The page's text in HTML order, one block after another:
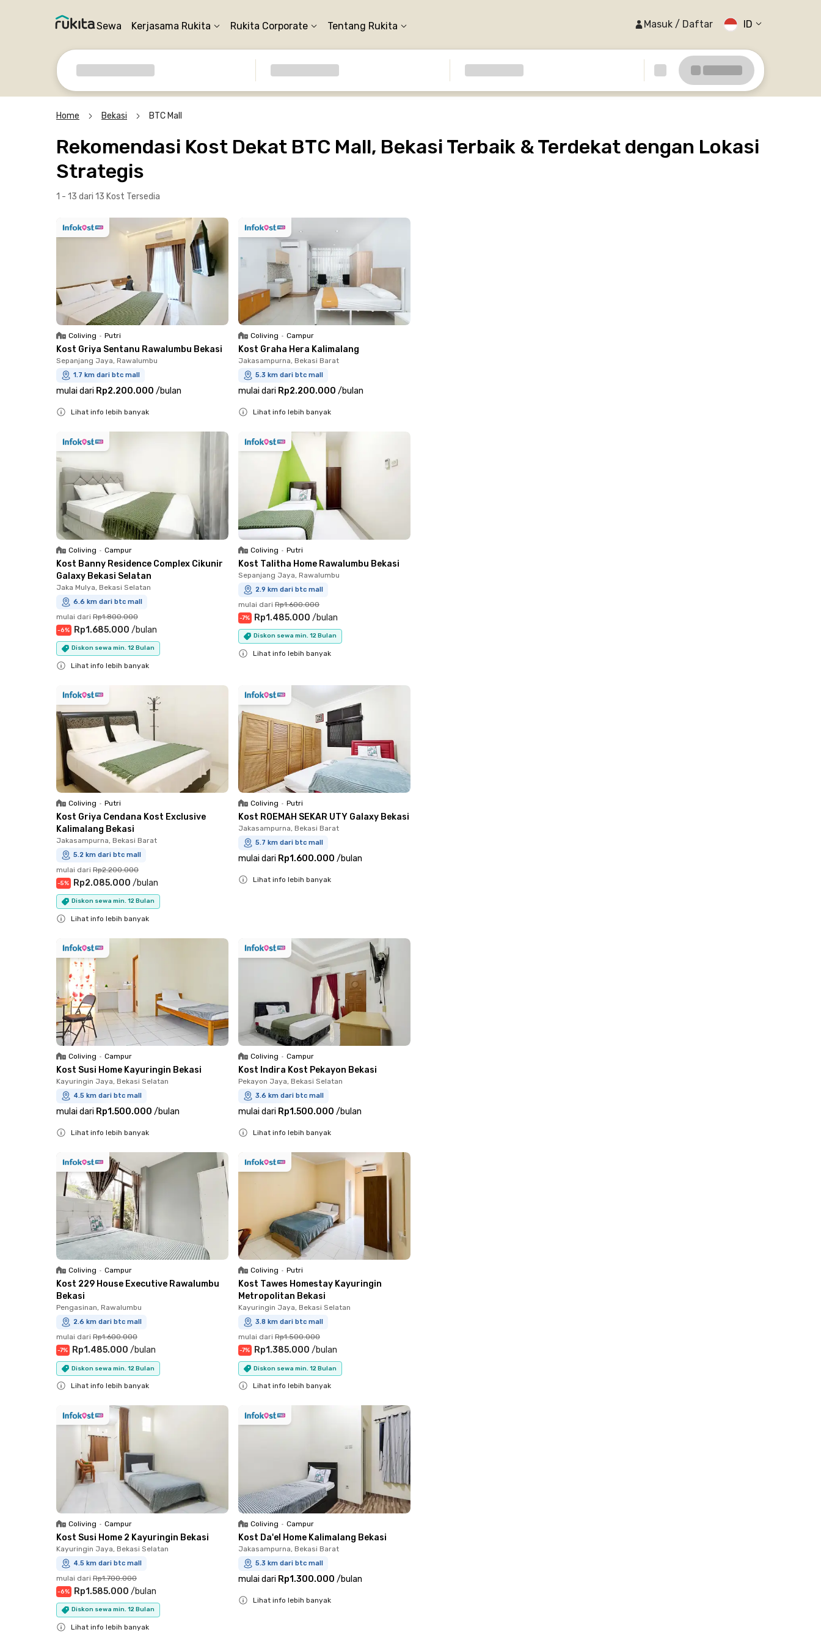
Sewa Kerjasama Rukita Rukita Corporate Tentang Rukita Masuk / Daftar ID
Home Bekasi BTC Mall
Rekomendasi Kost Dekat BTC Mall, Bekasi Terbaik & Terdekat dengan Lokasi
Strategis
1 - 13 dari 13 Kost Tersedia
Coliving • Putri
Kost Griya Sentanu Rawalumbu Bekasi
Sepanjang Jaya, Rawalumbu
1.7 km dari btc mall
mulai dari Rp2.200.000 /bulan
Lihat info lebih banyak
Coliving • Campur
Kost Graha Hera Kalimalang
Jakasampurna, Bekasi Barat
5.3 km dari btc mall
mulai dari Rp2.200.000 /bulan
Lihat info lebih banyak
Coliving • Campur
Kost Banny Residence Complex Cikunir
Galaxy Bekasi Selatan
Jaka Mulya, Bekasi Selatan
6.6 km dari btc mall
mulai dari Rp1.800.000
-6% Rp1.685.000 /bulan
Diskon sewa min. 12 Bulan
Lihat info lebih banyak
Coliving • Putri
Kost Talitha Home Rawalumbu Bekasi
Sepanjang Jaya, Rawalumbu
2.9 km dari btc mall
mulai dari Rp1.600.000
-7% Rp1.485.000 /bulan
Diskon sewa min. 12 Bulan
Lihat info lebih banyak
Coliving • Putri
Kost Griya Cendana Kost Exclusive
Kalimalang Bekasi
Jakasampurna, Bekasi Barat
5.2 km dari btc mall
mulai dari Rp2.200.000
-5% Rp2.085.000 /bulan
Diskon sewa min. 12 Bulan
Lihat info lebih banyak
Coliving • Putri
Kost ROEMAH SEKAR UTY Galaxy Bekasi
Jakasampurna, Bekasi Barat
5.7 km dari btc mall
mulai dari Rp1.600.000 /bulan
Lihat info lebih banyak
Coliving • Campur
Kost Susi Home Kayuringin Bekasi
Kayuringin Jaya, Bekasi Selatan
4.5 km dari btc mall
mulai dari Rp1.500.000 /bulan
Lihat info lebih banyak
Coliving • Campur
Kost Indira Kost Pekayon Bekasi
Pekayon Jaya, Bekasi Selatan
3.6 km dari btc mall
mulai dari Rp1.500.000 /bulan
Lihat info lebih banyak
Coliving • Campur
Kost 229 House Executive Rawalumbu
Bekasi
Pengasinan, Rawalumbu
2.6 km dari btc mall
mulai dari Rp1.600.000
-7% Rp1.485.000 /bulan
Diskon sewa min. 12 Bulan
Lihat info lebih banyak
Coliving • Putri
Kost Tawes Homestay Kayuringin
Metropolitan Bekasi
Kayuringin Jaya, Bekasi Selatan
3.8 km dari btc mall
mulai dari Rp1.500.000
-7% Rp1.385.000 /bulan
Diskon sewa min. 12 Bulan
Lihat info lebih banyak
Coliving • Campur
Kost Susi Home 2 Kayuringin Bekasi
Kayuringin Jaya, Bekasi Selatan
4.5 km dari btc mall
mulai dari Rp1.700.000
-6% Rp1.585.000 /bulan
Diskon sewa min. 12 Bulan
Lihat info lebih banyak
Coliving • Campur
Kost Da'el Home Kalimalang Bekasi
Jakasampurna, Bekasi Barat
5.3 km dari btc mall
mulai dari Rp1.300.000 /bulan
Lihat info lebih banyak